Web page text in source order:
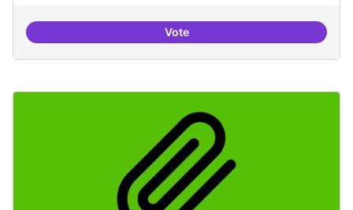
VoteRecerca + residències